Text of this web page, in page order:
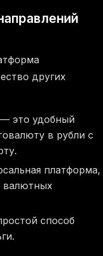
других
— это удобный
в рубли с
платформа,
способ